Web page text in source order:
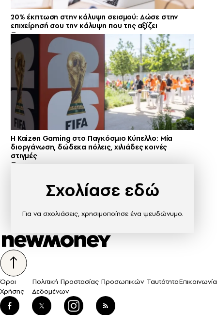
20% έκπτωση στην κάλυψη σεισμού: Δώσε στην
επιχείρησή σου την κάλυψη που της αξίζει
H Kaizen Gaming στο Παγκόσμιο Kύπελλο: Μία
διοργάνωση, δώδεκα πόλεις, χιλιάδες κοινές
στιγμές
Σχολίασε εδώ
Για να σχολιάσεις, χρησιμοποίησε ένα ψευδώνυμο.
Όροι
Χρήσης
Πολιτική Προστασίας Προσωπικών
Δεδομένων
ΤαυτότηταΕπικοινωνία